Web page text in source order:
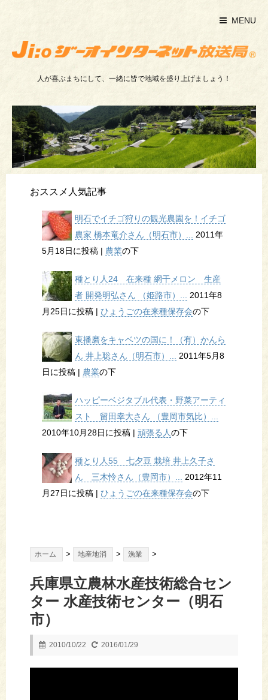
MENU
人が喜ぶまちにして、一緒に皆で地域を盛り上げましょう！
おススメ人気記事
明石でイチゴ狩りの観光農園を！イチゴ
農家 橋本竜介さん（明石市）... 2011年
5月18日に投稿 | 農業の下
種とり人24 在来種 網干メロン 生産
者 開発明弘さん （姫路市）... 2011年8
月25日に投稿 | ひょうごの在来種保存会の下
東播磨をキャベツの国に！（有）かんら
ん 井上聡さん（明石市）... 2011年5月8
日に投稿 | 農業の下
ハッピーベジタブル代表・野菜アーティ
スト 留田幸大さん （豊岡市気比）...
2010年10月28日に投稿 | 頑張る人の下
種とり人55 七夕豆 栽培 井上久子さ
ん 三木怜さん（豊岡市）... 2012年11
月27日に投稿 | ひょうごの在来種保存会の下
ホーム > 地産地消 > 漁業 >
兵庫県立農林水産技術総合セン
ター 水産技術センター（明石
市）
2010/10/22 2016/01/29